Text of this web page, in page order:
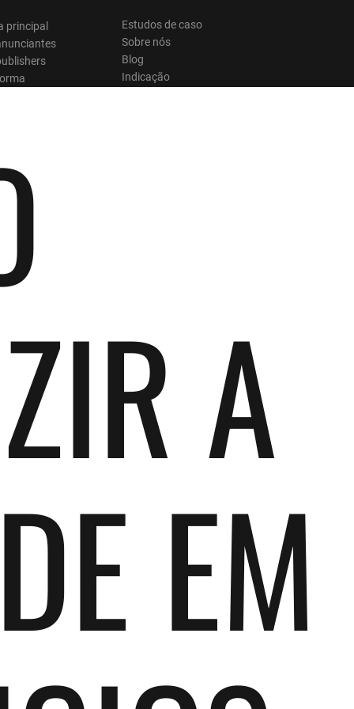
principal
Estudos de caso
Sobre nós
Blog
Indicação
A
EM